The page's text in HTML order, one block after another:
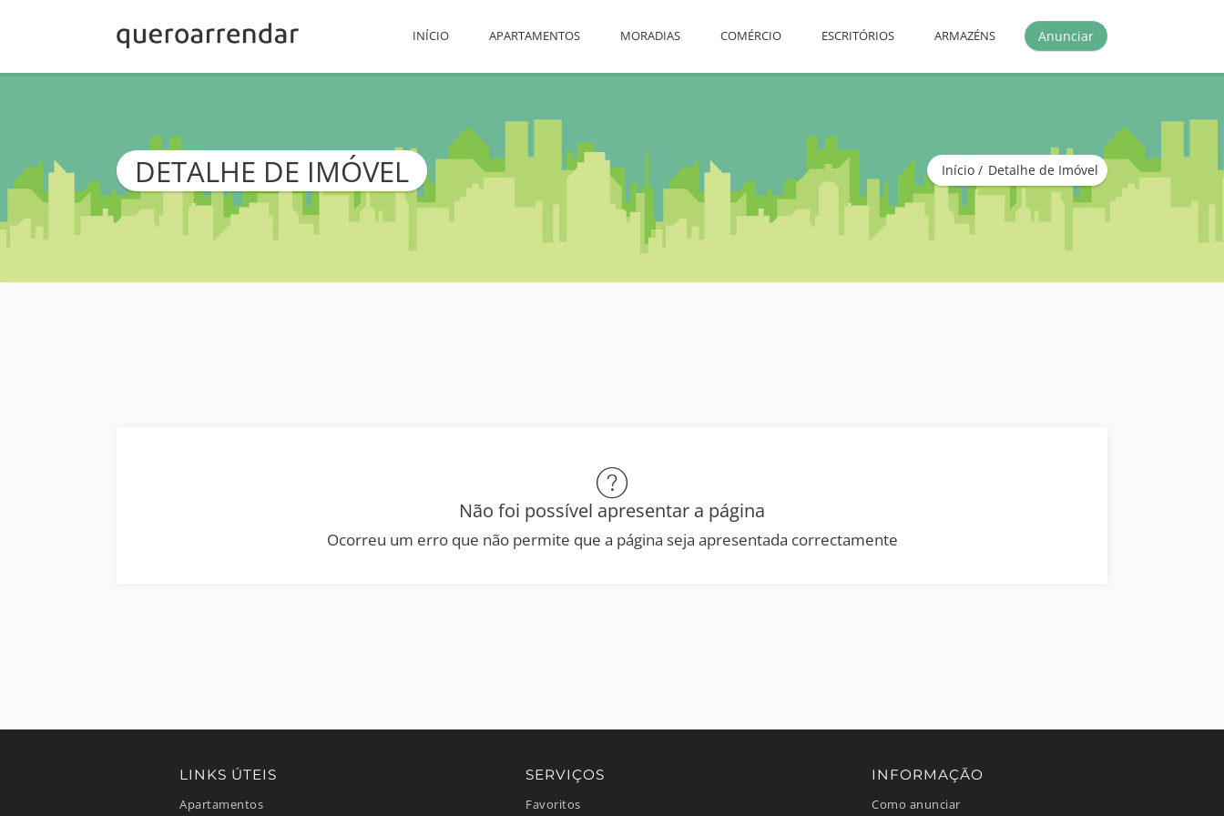
Anunciar
INÍCIO APARTAMENTOS MORADIAS COMÉRCIO ESCRITÓRIOS ARMAZÉNS
DETALHE DE IMÓVEL Início Detalhe de Imóvel
Não foi possível apresentar a página
Ocorreu um erro que não permite que a página seja apresentada correctamente
LINKS ÚTEIS
Apartamentos
SERVIÇOS
Favoritos
INFORMAÇÃO
Como anunciar